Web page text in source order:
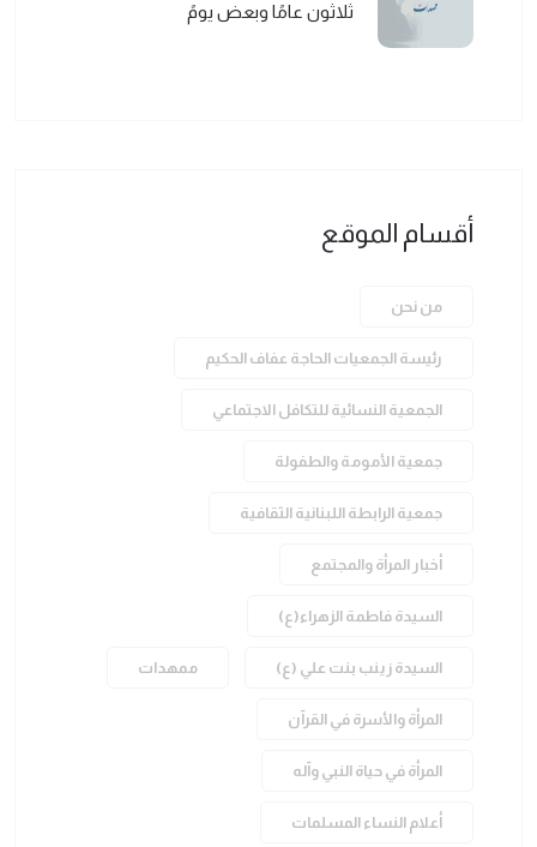
ثلاثون عامًا وبعض يومً
أقسام الموقع
من نحن
رئيسة الجمعيات الحاجة عفاف الحكيم
الجمعية النسائية للتكافل الاجتماعي
جمعية الأمومة والطفولة
جمعية الرابطة اللبنانية الثقافية
أخبار المرأة والمجتمع
السيدة فاطمة الزهراء(ع)
السيدة زينب بنت علي (ع) ممهدات
المرأة والأسرة في القرآن
المرأة في حياة النبي وآله
أعلام النساء المسلمات